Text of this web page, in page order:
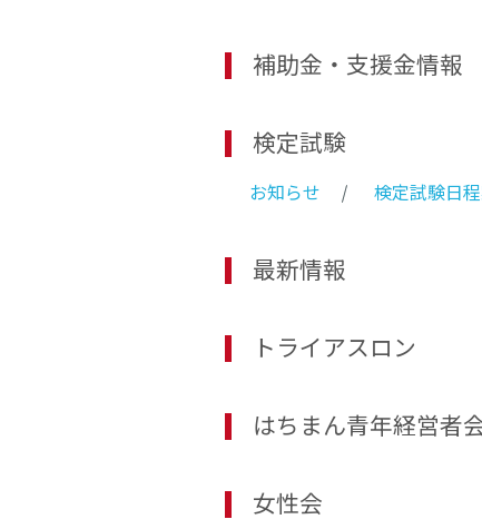
補助金・支援金情報
検定試験
お知らせ 検定試験日
最新情報
トライアスロン
はちまん青年経営者
女性会